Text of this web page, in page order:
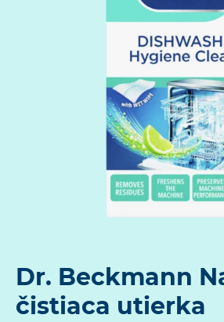
Dr. Beckmann
čistiaca utierka